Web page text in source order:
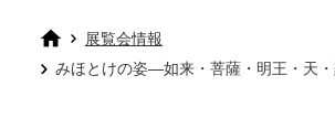
展覧会情報
みほとけの姿―如来・菩薩・明王・天